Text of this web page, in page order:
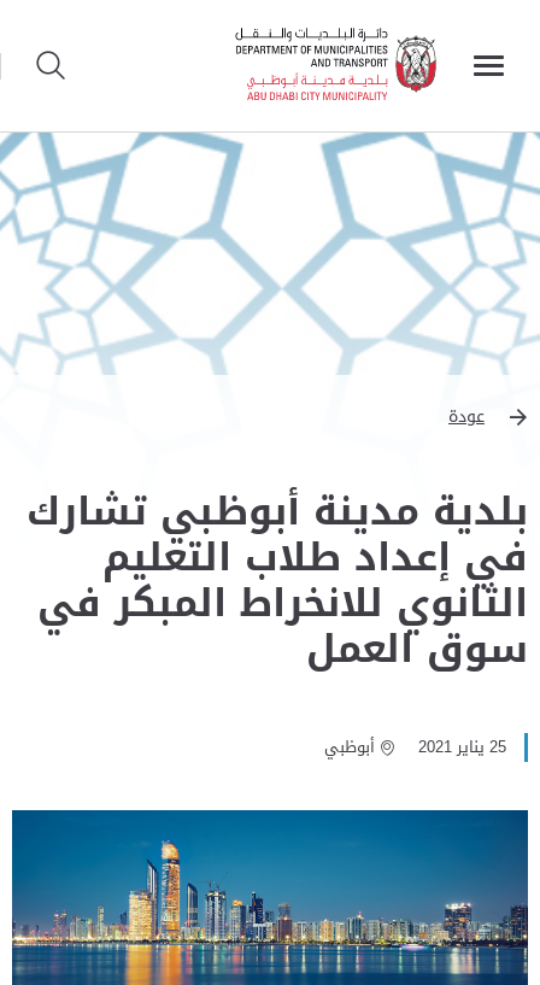
عودة
بلدية مدينة أبوظبي تشارك
في إعداد طلاب التعليم
الثانوي للانخراط المبكر في
سوق العمل
25 يناير 2021 أبوظبي